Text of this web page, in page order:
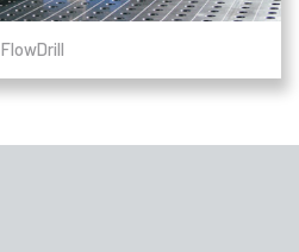
FlowDrill